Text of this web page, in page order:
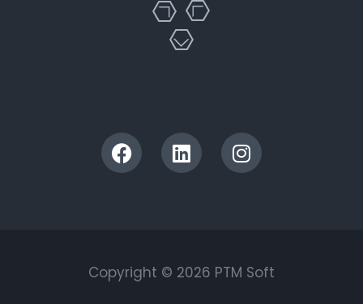
Copyright © 2026 PTM Soft